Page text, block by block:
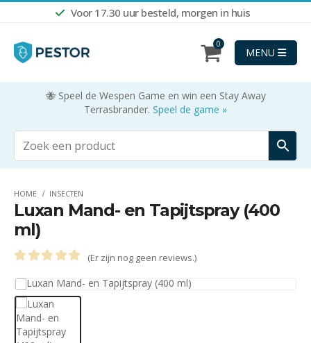
Voor 17.30 uur besteld, morgen in huis
0
MENU
🐝 Speel de Wespen Game en win een Stay Away
Terrasbrander. Speel de game »
HOME INSECTEN
Luxan Mand- en Tapijtspray (400
ml)
(Er zijn nog geen reviews.)